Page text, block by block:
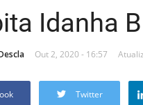
Idanha
Out 2, 2020 - 16:57
Twitter